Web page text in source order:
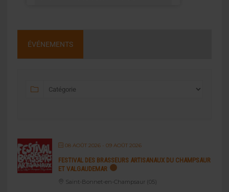
ÉVÉNEMENTS
08 AOÛT 2026- 09 AOÛT 2026
FESTIVAL DES BRASSEURS ARTISANAUX DU CHAMPSAUR
ET VALGAUDEMAR
Saint-Bonnet-en-Champsaur (05)